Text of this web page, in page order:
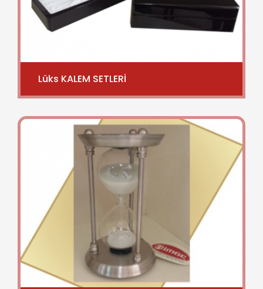
Lüks KALEM SETLERİ